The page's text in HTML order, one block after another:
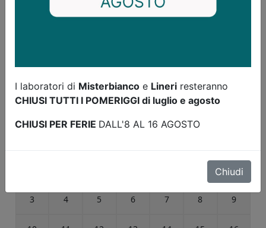
I laboratori di Misterbianco e Lineri resteranno
CHIUSI TUTTI I POMERIGGI di luglio e agosto
CHIUSI PER FERIE DALL'8 AL 16 AGOSTO
Chiudi